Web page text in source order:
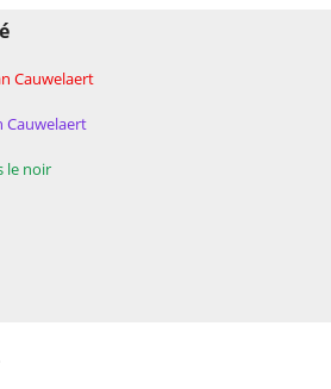
Cauwelaert
Cauwelaert
le noir